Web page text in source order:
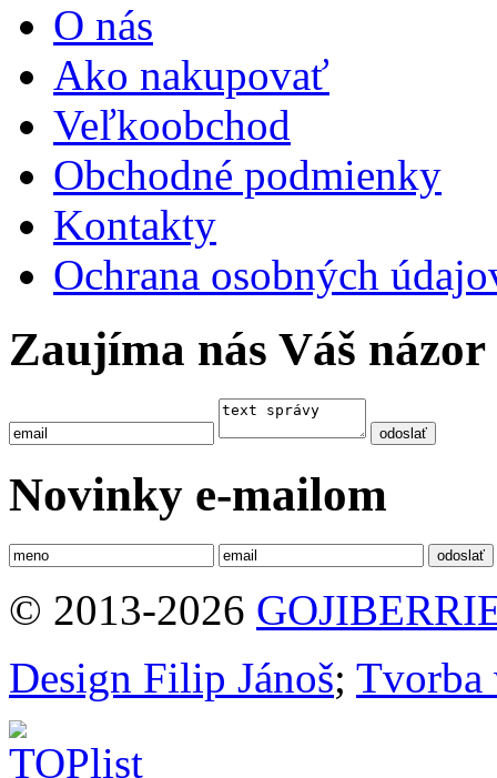
O nás
Ako nakupovať
Veľkoobchod
Obchodné podmienky
Kontakty
Ochrana osobných
Zaujíma nás Váš názor
Novinky e-mailom
© 2013-2026
Design Filip Jánoš; Tvorba